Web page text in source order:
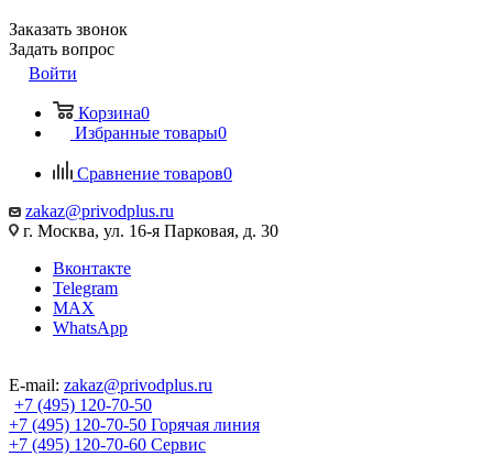
Заказать звонок
Задать вопрос
Войти
Корзина0
Избранные товары0
Сравнение товаров0
zakaz@privodplus.ru
г. Москва, ул. 16-я Парковая, д. 30
Вконтакте
Telegram
MAX
WhatsApp
E-mail: zakaz@privodplus.ru
+7 (495) 120-70-50
+7 (495) 120-70-50 Горячая линия
+7 (495) 120-70-60 Сервис